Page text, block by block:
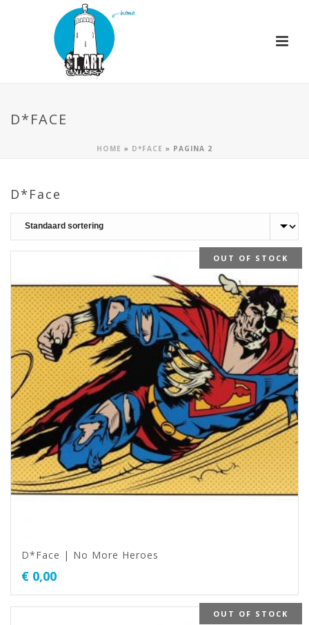
D*FACE
HOME » D*FACE » PAGINA 2
D*Face
OUT OF STOCK
D*Face | No More Heroes
€ 0,00
OUT OF STOCK